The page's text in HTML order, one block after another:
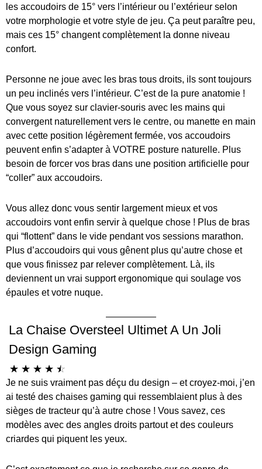
les accoudoirs de 15° vers l’intérieur ou l’extérieur selon
votre morphologie et votre style de jeu. Ça peut paraître peu,
mais ces 15° changent complètement la donne niveau
confort.
Personne ne joue avec les bras tous droits, ils sont toujours
un peu inclinés vers l’intérieur. C’est de la pure anatomie !
Que vous soyez sur clavier-souris avec les mains qui
convergent naturellement vers le centre, ou manette en main
avec cette position légèrement fermée, vos accoudoirs
peuvent enfin s’adapter à VOTRE posture naturelle. Plus
besoin de forcer vos bras dans une position artificielle pour
“coller” aux accoudoirs.
Vous allez donc vous sentir largement mieux et vos
accoudoirs vont enfin servir à quelque chose ! Plus de bras
qui “flottent” dans le vide pendant vos sessions marathon.
Plus d’accoudoirs qui vous gênent plus qu’autre chose et
que vous finissez par relever complètement. Là, ils
deviennent un vrai support ergonomique qui soulage vos
épaules et votre nuque.
La Chaise Oversteel Ultimet A Un Joli
Design Gaming
☆ ☆ ☆ ☆ ☆
Je ne suis vraiment pas déçu du design – et croyez-moi, j’en
ai testé des chaises gaming qui ressemblaient plus à des
sièges de tracteur qu’à autre chose ! Vous savez, ces
modèles avec des angles droits partout et des couleurs
criardes qui piquent les yeux.